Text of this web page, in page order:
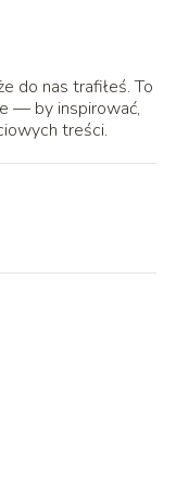
do nas trafiłeś. To
— by inspirować,
treści.